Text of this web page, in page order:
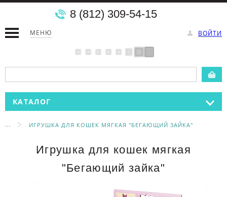
МЕНЮ ВОЙТИ
8 (812) 309-54-15
КАТАЛОГ
... ИГРУШКА ДЛЯ КОШЕК МЯГКАЯ "БЕГАЮЩИЙ ЗАЙКА"
Игрушка для кошек мягкая
"Бегающий зайка"